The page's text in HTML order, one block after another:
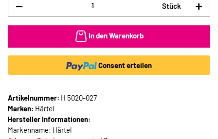
Stück
In den Warenkorb
Consent erteilen
Artikelnummer: H 5020-027
Marken: Härtel
Hersteller Informationen:
Markenname: Härtel